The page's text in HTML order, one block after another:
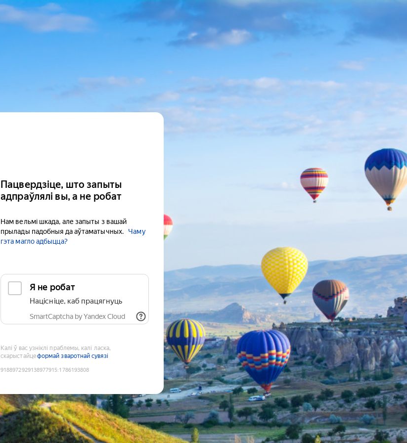
Пацвердзіце, што запыты
адпраўлялі вы, а не робат
Нам вельмі шкада, але запыты з вашай
прылады падобныя да аўтаматычных.
Чаму
гэта магло адбыцца?
Я не робат
Націсніце, каб працягнуць
SmartCaptcha by Yandex Cloud
Калі ў вас узніклі праблемы, калі ласка,
скарыстайцеформай зваротнай сувязі
9188972929138977915:1786193808